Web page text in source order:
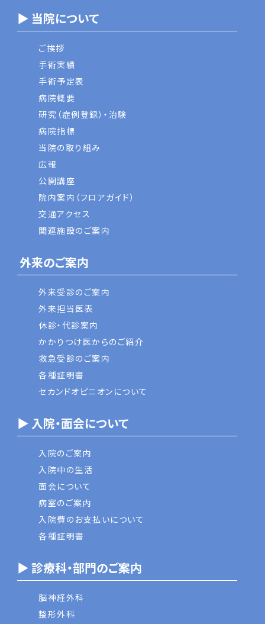
▶ 当院について
ご挨拶
手術実績
手術予定表
病院概要
研究（症例登録）・治験
病院指標
当院の取り組み
広報
公開講座
院内案内（フロアガイド）
交通アクセス
関連施設のご案内
外来のご案内
外来受診のご案内
外来担当医表
休診・代診案内
かかりつけ医からのご紹介
救急受診のご案内
各種証明書
セカンドオピニオンについて
▶ 入院・面会について
入院のご案内
入院中の生活
面会について
病室のご案内
入院費のお支払いについて
各種証明書
▶ 診療科・部門のご案内
脳神経外科
整形外科